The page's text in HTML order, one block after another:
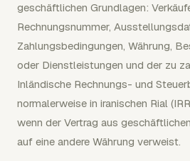
geschäftlichen Grundlagen:
Rechnungsnummer,
Zahlungsbedingungen, Währung,
oder Dienstleistungen und der zu
Inländische Rechnungs- und
normalerweise in iranischen Rial
wenn der Vertrag aus
auf eine andere Währung verweist.